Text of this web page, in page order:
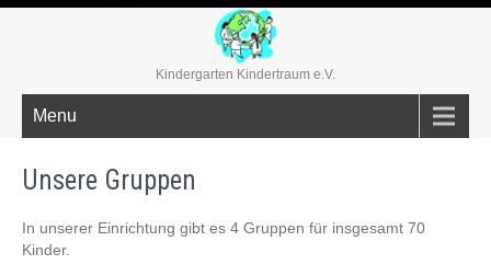
Kindergarten Kindertraum e.V.
Menu
Unsere Gruppen
In unserer Einrichtung gibt es 4 Gruppen für insgesamt 70
Kinder.